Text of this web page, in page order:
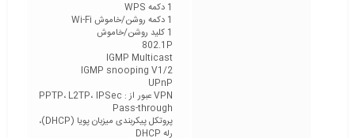
1 دکمه WPS
1 دکمه روشن/خاموش Wi-Fi
1 کلید روشن/خاموش
802.1P
IGMP Multicast
IGMP snooping V1/2
UPnP
VPN عبور از : PPTP، L2TP، IPSec
Pass-through
پروتکل پیکربندی میزبان پویا (DHCP)،
رله DHCP